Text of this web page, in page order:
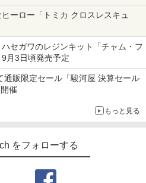
ーロー「トミカ クロスレスキュ
ハセガワのレジンキット「チャム・フ
月3日頃発売予定
通販限定セール「駿河屋 決算セール
催
もっと見る
をフォローする